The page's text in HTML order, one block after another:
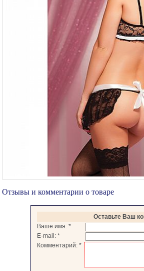
Отзывы и комментарии о товаре
Оставьте Ваш
Ваше имя: *
E-mail: *
Комментарий: *